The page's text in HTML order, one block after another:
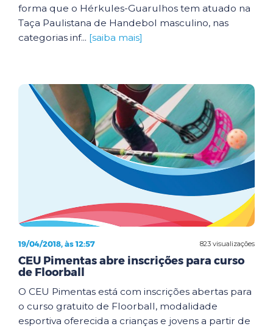
forma que o Hérkules-Guarulhos tem atuado na
Taça Paulistana de Handebol masculino, nas
categorias inf... [saiba mais]
823 visualizações
19/04/2018, às 12:57
CEU Pimentas abre inscrições para curso
de Floorball
O CEU Pimentas está com inscrições abertas para
o curso gratuito de Floorball, modalidade
esportiva oferecida a crianças e jovens a partir de